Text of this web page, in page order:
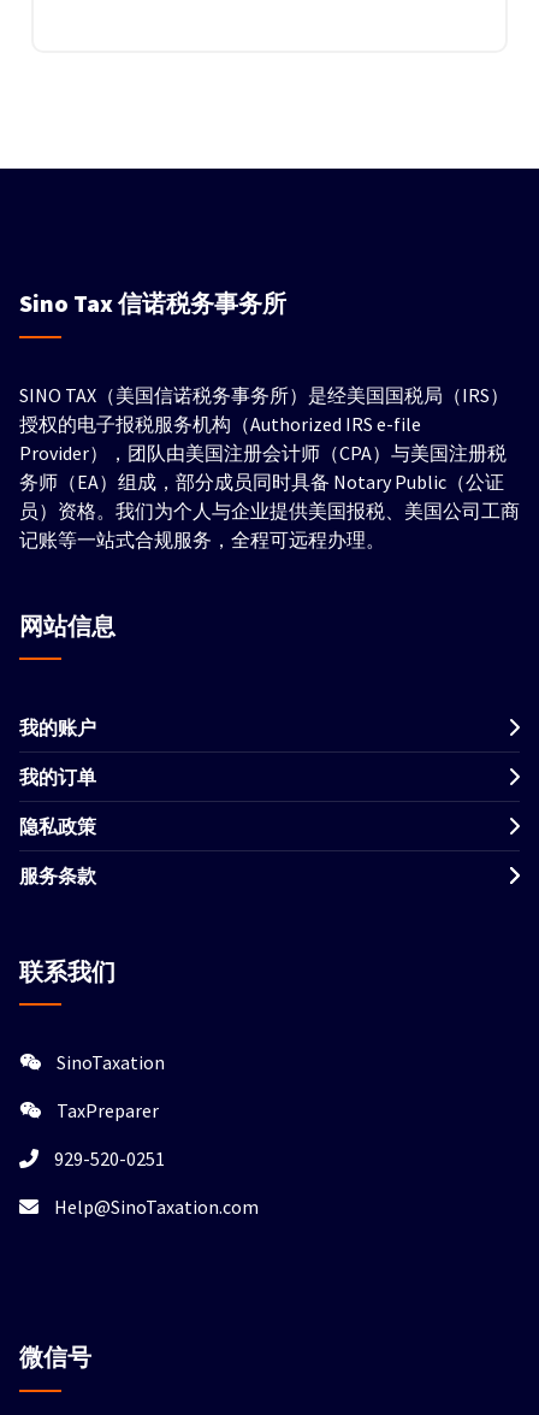
Sino Tax信诺税务事务所
SINO TAX（美国信诺税务事务所）是经美国国税局（IRS）
授权的电子报税服务机构（Authorized IRS e-file
Provider），团队由美国注册会计师（CPA）与美国注册税
务师（EA）组成，部分成员同时具备 Notary Public（公证
员）资格。我们为个人与企业提供美国报税、美国公司工商
记账等一站式合规服务，全程可远程办理。
网站信息
我的账户
我的订单
隐私政策
服务条款
联系我们
SinoTaxation
TaxPreparer
929-520-0251
Help@SinoTaxation.com
微信号